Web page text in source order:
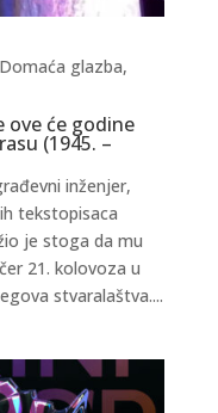
ove će godine
(1945. –
Domaća glazba,
inženjer,
tekstopisaca
je stoga da mu
21. kolovoza u
stvaralaštva....